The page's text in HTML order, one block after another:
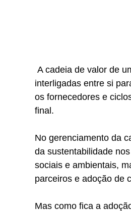
interligadas entre si
os fornecedores e
final.
No gerenciamento da
da sustentabilidade
sociais e ambientais,
parceiros e adoção de
Mas como fica a